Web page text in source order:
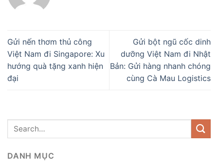
Gửi nến thơm thủ công
Việt Nam đi Singapore: Xu
hướng quà tặng xanh hiện
đại
Gửi bột ngũ cốc dinh
dưỡng Việt Nam đi Nhật
Bản: Gửi hàng nhanh chóng
cùng Cà Mau Logistics
DANH MỤC